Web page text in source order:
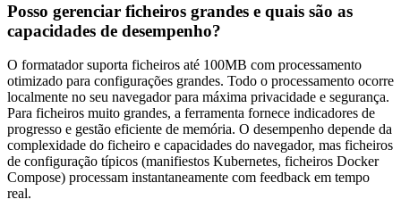
Posso gerenciar ficheiros grandes e quais são as
capacidades de desempenho?
O formatador suporta ficheiros até 100MB com processamento
otimizado para configurações grandes. Todo o processamento ocorre
localmente no seu navegador para máxima privacidade e segurança.
Para ficheiros muito grandes, a ferramenta fornece indicadores de
progresso e gestão eficiente de memória. O desempenho depende da
complexidade do ficheiro e capacidades do navegador, mas ficheiros
de configuração típicos (manifiestos Kubernetes, ficheiros Docker
Compose) processam instantaneamente com feedback em tempo
real.